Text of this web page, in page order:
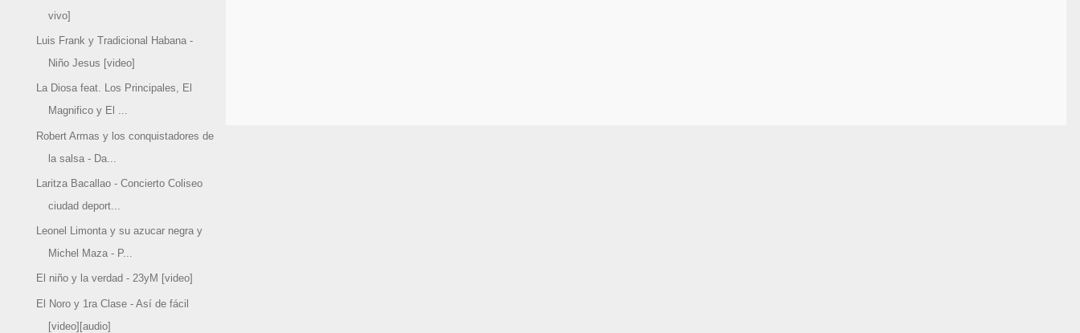
vivo]
Luis Frank y Tradicional Habana -
Niño Jesus [video]
La Diosa feat. Los Principales, El
Magnifico y El ...
Robert Armas y los conquistadores de
la salsa - Da...
Laritza Bacallao - Concierto Coliseo
ciudad deport...
Leonel Limonta y su azucar negra y
Michel Maza - P...
El niño y la verdad - 23yM [video]
El Noro y 1ra Clase - Así de fácil
[video][audio]